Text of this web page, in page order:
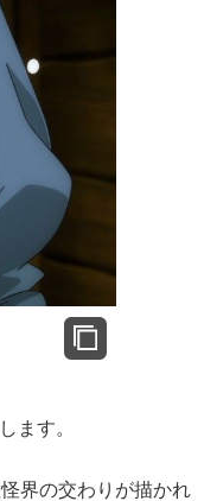
ます。
界の交わりが描かれ